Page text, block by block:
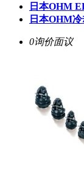
日本OHM
日本OHM
0询价面议